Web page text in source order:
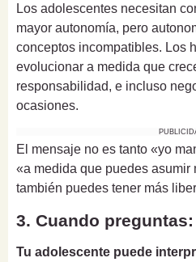
Los adolescentes necesitan
mayor autonomía, pero
conceptos incompatibles. Los
evolucionar a medida que
responsabilidad, e incluso
ocasiones.
El mensaje no es tanto «yo
«a medida que puedes asumir
también puedes tener más
3. Cuando
Tu adolescente puede